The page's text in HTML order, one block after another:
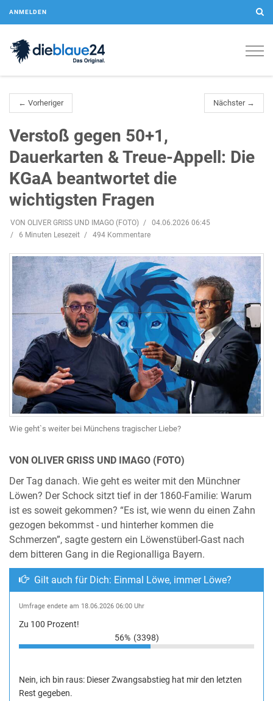
ANMELDEN
← Vorheriger Nächster →
Verstoß gegen 50+1,
Dauerkarten & Treue-Appell: Die
KGaA beantwortet die
wichtigsten Fragen
VON OLIVER GRISS UND IMAGO (FOTO)
04.06.2026 06:45
6 Minuten Lesezeit
494 Kommentare
Wie geht`s weiter bei Münchens tragischer Liebe?
VON OLIVER GRISS UND IMAGO (FOTO)
Der Tag danach. Wie geht es weiter mit den Münchner
Löwen? Der Schock sitzt tief in der 1860-Familie: Warum
ist es soweit gekommen? “Es ist, wie wenn du einen Zahn
gezogen bekommst - und hinterher kommen die
Schmerzen”, sagte gestern ein Löwenstüberl-Gast nach
dem bitteren Gang in die Regionalliga Bayern.
Gilt auch für Dich: Einmal Löwe, immer Löwe?
Umfrage endete am 18.06.2026 06:00 Uhr
Zu 100 Prozent!
56% (3398)
Nein, ich bin raus: Dieser Zwangsabstieg hat mir den letzten
Rest gegeben.